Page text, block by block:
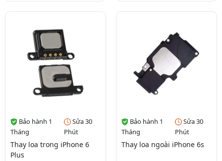
Bảo hành 1
Tháng
Sửa 30
Phút
Thay loa trong iPhone 6
Plus
Bảo hành 1
Tháng
Sửa 30
Phút
Thay loa ngoài iPhone 6s